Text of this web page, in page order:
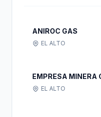
ANIROC GAS
EL ALTO
EMPRESA MINERA
EL ALTO